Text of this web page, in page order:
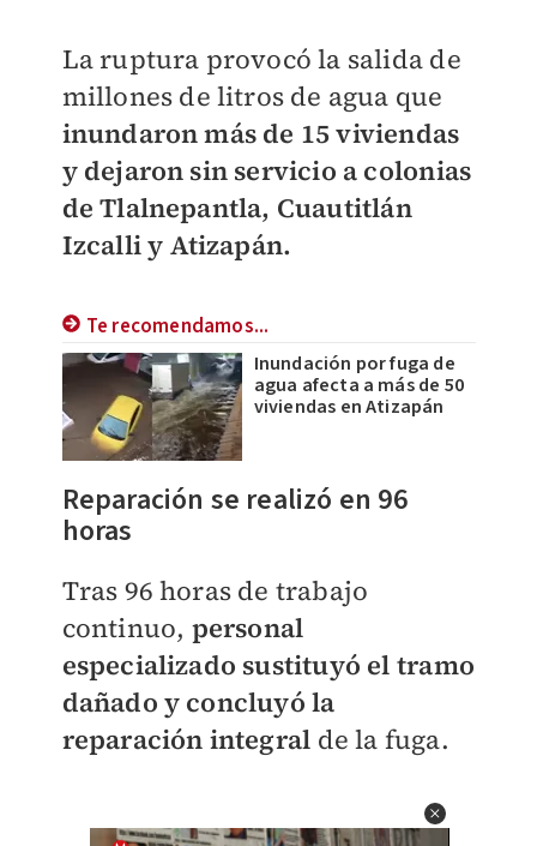
La ruptura provocó la salida de
millones de litros de agua que
inundaron más de 15 viviendas
y dejaron sin servicio a colonias
de Tlalnepantla, Cuautitlán
Izcalli y Atizapán.​
Te recomendamos...
Inundación por fuga de
agua afecta a más de 50
viviendas en Atizapán
Reparación se realizó en 96
horas
Tras 96 horas de trabajo
continuo, personal
especializado sustituyó el tramo
dañado y concluyó la
reparación integral de la fuga.